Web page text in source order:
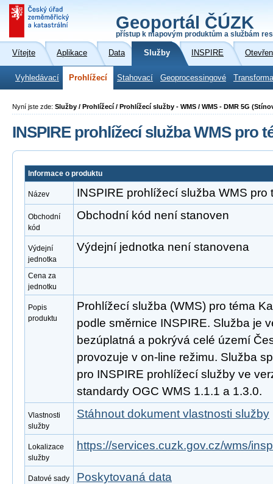
Geoportál ČÚZK
přístup k mapovým produktům a službám
Vítejte Aplikace Data Služby INSPIRE
Vyhledávací Prohlížecí Stahovací Geoprocessingové
Nyní jste zde: Služby / Prohlížecí / Prohlížecí služby - WMS / WMS - DMR 5G
INSPIRE prohlížecí služba WMS pro
Informace o produktu
Název INSPIRE prohlížecí služba WMS pro
Obchodní
kód
Obchodní kód není stanoven
Výdejní
jednotka
Výdejní jednotka není stanovena
Cena za
jednotku
Popis
produktu
Prohlížecí služba (WMS) pro téma
podle směrnice INSPIRE. Služba je
bezúplatná a pokrývá celé území
provozuje v on-line režimu. Služba
pro INSPIRE prohlížecí služby ve
standardy OGC WMS 1.1.1 a 1.3.0.
Vlastnosti
služby
Stáhnout dokument vlastnosti služby
Lokalizace
služby
https://services.cuzk.gov.cz/wms/
Datové sady
Poskytovaná data